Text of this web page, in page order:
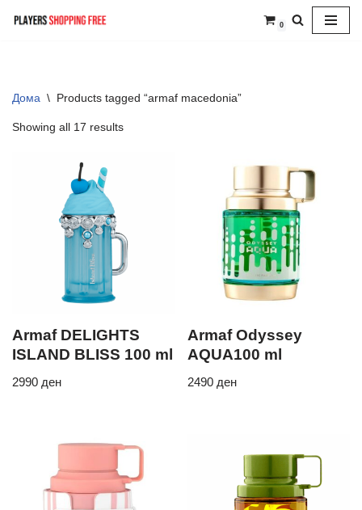
0
Дома \ Products tagged “armaf macedonia”
Showing all 17 results
Armaf DELIGHTS
ISLAND BLISS 100 ml
2990 ден
Armaf Odyssey
AQUA100 ml
2490 ден